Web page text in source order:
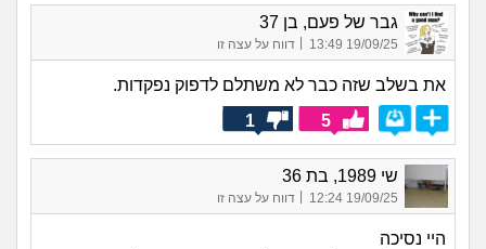
גבר של פעם, בן 37
19/09/25 13:49
| דווח על עצה זו
את בשלב שזה כבר לא משתלם לדפוק נפקדות.
5
1
שי 1989, בת 36
19/09/25 12:24
| דווח על עצה זו
היי נסיכה